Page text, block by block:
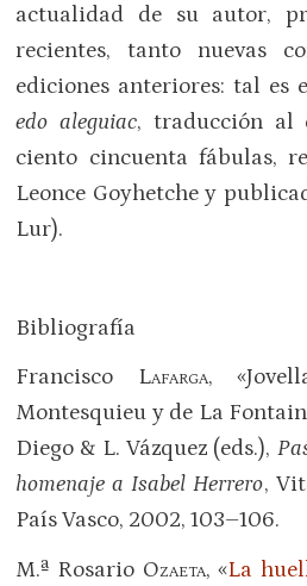
actualidad de su autor,
recientes, tanto nuevas
ediciones anteriores: tal es
edo aleguiac, traducción al
ciento cincuenta fábulas,
Leonce Goyhetche y
Lur).
Bibliografía
Francisco Lafarga,
Montesquieu y de La
Diego & L. Vázquez (eds.),
homenaje a Isabel Herrero,
País Vasco, 2002, 103–106.
M.ª Rosario Ozaeta, «La